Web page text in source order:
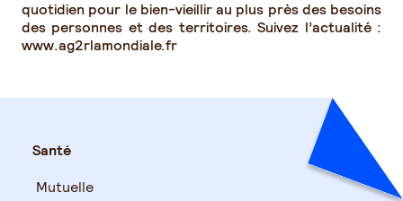
quotidien pour le bien-vieillir au plus près des besoins
des personnes et des territoires. Suivez l’actualité :
www.ag2rlamondiale.fr
Santé
Mutuelle